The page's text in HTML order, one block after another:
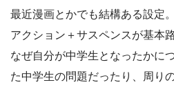
最近漫画とかでも結構ある設定。
アクション＋サスペンスが基本路
なぜ自分が中学生となったかに
た中学生の問題だったり、周り